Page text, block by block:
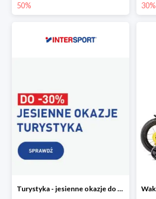
50% 30%
Turystyka - jesienne okazje do -30%